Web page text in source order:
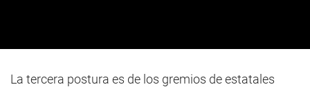
La tercera postura es de los gremios de estatales